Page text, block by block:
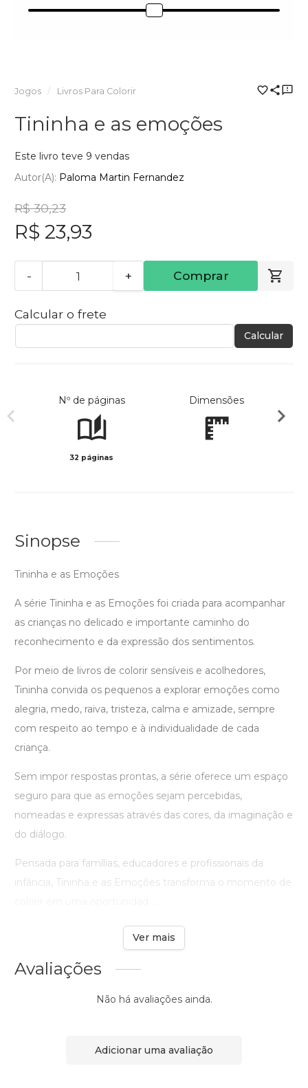
Jogos Livros Para Colorir
Tininha e as emoções
Este livro teve 9 vendas
Autor(a): Paloma Martin Fernandez
R$ 30,23
R$ 23,93
- + Comprar
Calcular o frete
Calcular
Nº de páginas
32 páginas
Dimensões
Sinopse
Tininha e as Emoções
A série Tininha e as Emoções foi criada para acompanhar
as crianças no delicado e importante caminho do
reconhecimento e da expressão dos sentimentos.
Por meio de livros de colorir sensíveis e acolhedores,
Tininha convida os pequenos a explorar emoções como
alegria, medo, raiva, tristeza, calma e amizade, sempre
com respeito ao tempo e à individualidade de cada
criança.
Sem impor respostas prontas, a série oferece um espaço
seguro para que as emoções sejam percebidas,
nomeadas e expressas através das cores, da imaginação e
do diálogo.
Pensada para famílias, educadores e profissionais da
infância, Tininha e as Emoções transforma o momento de
Ver mais
Avaliações
Não há avaliações ainda.
Adicionar uma avaliação